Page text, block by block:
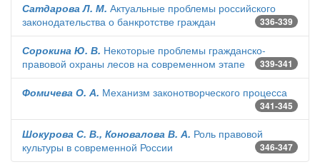
Сатдарова Л. М. Актуальные проблемы российского
законодательства о банкротстве граждан
336-339
Сорокина Ю. В. Некоторые проблемы гражданско-
правовой охраны лесов на современном этапе
339-341
Фомичева О. А. Механизм законотворческого процесса
341-345
Шокурова С. В., Коновалова В. А. Роль правовой
культуры в современной России
346-347